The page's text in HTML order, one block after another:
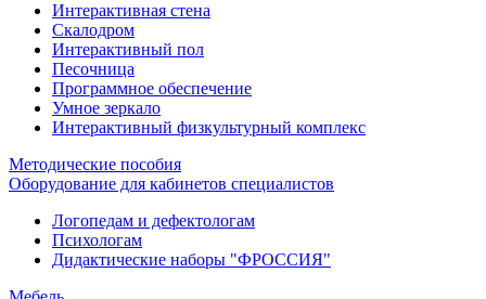
Интерактивная стена
Скалодром
Интерактивный пол
Песочница
Программное обеспечение
Умное зеркало
Интерактивный физкультурный комплекс
Методические пособия
Оборудование для кабинетов специалистов
Логопедам и дефектологам
Психологам
Дидактические наборы "ФРОССИЯ"